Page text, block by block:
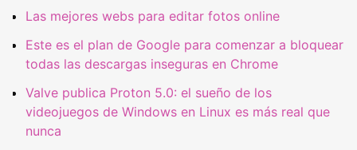
Las mejores webs para editar fotos online
Este es el plan de Google para comenzar a bloquear
todas las descargas inseguras en Chrome
Valve publica Proton 5.0: el sueño de los
videojuegos de Windows en Linux es más real que
nunca